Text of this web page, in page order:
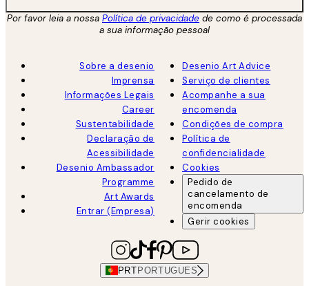
Por favor leia a nossa Política de privacidade de como é processada
a sua informação pessoal
Sobre a desenio
Imprensa
Informações Legais
Career
Sustentabilidade
Declaração de
Acessibilidade
Desenio Ambassador
Programme
Art Awards
Entrar (Empresa)
Desenio Art Advice
Serviço de clientes
Acompanhe a sua
encomenda
Condições de compra
Política de
confidencialidade
Cookies
Pedido de
cancelamento de
encomenda
Gerir cookies
PRT PORTUGUES